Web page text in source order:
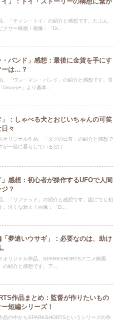
、「ティン・トイ」の紹介と感想です。たぶん、
クサー映画！画像：「Di...
・バンド」感想：最後に金貨を手にす
ーは…？
、「ワン・マン・バンド」の紹介と感想です。良
Disney+」より基本...
」：しゃべる犬とおじいちゃんの可笑
々
オリジナル作品、「ダグの日常」の紹介と感想で
が一緒に暮らしているだけ...
」感想：初心者が操作するUFOで人間
？
、「リフテッド」の紹介と感想です。誰にでも初
。泣くな新人！画像：「D...
「夢追いウサギ」：必要なのは、助け
オリジナル作品、SPARKSHORTSアニメ映画
の紹介と感想です。ア...
作品まとめ：監督が作りたいもの
短編シリーズ！
品の中からSPARKSHORTSというシリーズの作